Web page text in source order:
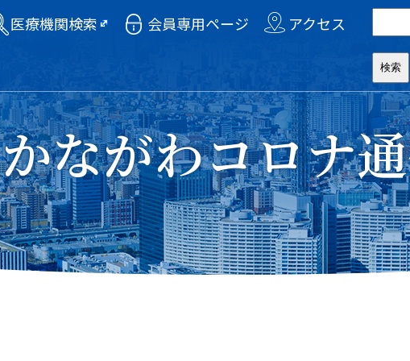
医療機関検索 会員専用ページ アクセス
かながわコロナ